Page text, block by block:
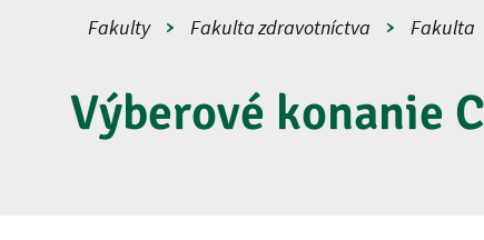
Fakulty Fakulta zdravotníctva Fakulta
Výberové konanie